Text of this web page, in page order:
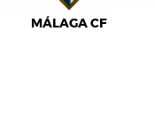
MÁLAGA CF